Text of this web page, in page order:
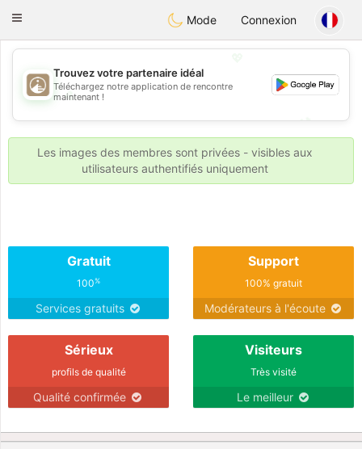
Bahebik
Toggle
Mode Connexion
💖
💕
💕
Trouvez votre partenaire idéal
Téléchargez notre application de rencontre
maintenant !
Les images des membres sont privées - visibles aux
utilisateurs authentifiés uniquement
Gratuit
100%
Services gratuits
Support
100% gratuit
Modérateurs à l'écoute
Sérieux
profils de qualité
Qualité confirmée
Visiteurs
Très visité
Le meilleur